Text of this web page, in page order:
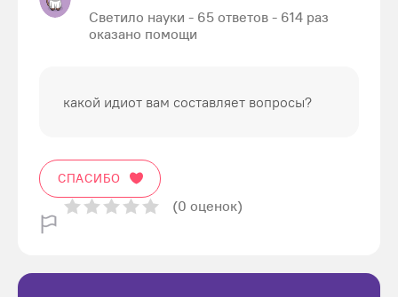
Светило науки - 65 ответов - 614 раз
оказано помощи
какой идиот вам составляет вопросы?
СПАСИБО
(0 оценок)